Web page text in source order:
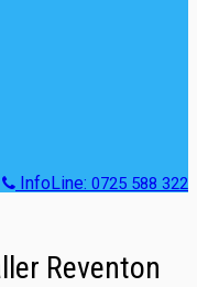
InfoLine: 0725 588 322
Reventon